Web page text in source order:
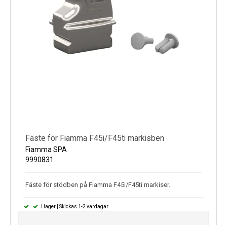
Fäste för Fiamma F45i/F45ti markisben
Fiamma SPA
9990831
Fäste för stödben på Fiamma F45i/F45ti markiser.
I lager | Skickas 1-2 vardagar